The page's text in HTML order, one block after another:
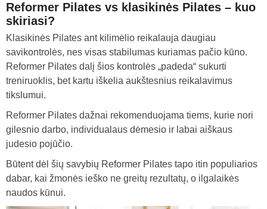
Reformer Pilates vs klasikinės Pilates – kuo
skiriasi?
Klasikinės Pilates ant kilimėlio reikalauja daugiau
savikontrolės, nes visas stabilumas kuriamas pačio kūno.
Reformer Pilates dalį šios kontrolės „padeda“ sukurti
treniruoklis, bet kartu iškelia aukštesnius reikalavimus
tikslumui.
Reformer Pilates dažnai rekomenduojama tiems, kurie nori
gilesnio darbo, individualaus dėmesio ir labai aiškaus
judesio pojūčio.
Būtent dėl šių savybių Reformer Pilates tapo itin populiarios
dabar, kai žmonės ieško ne greitų rezultatų, o ilgalaikės
naudos kūnui.